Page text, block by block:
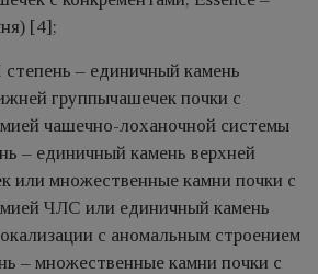
[4];
– единичный камень
группычашечек почки с
чашечно-лоханочной системы
– единичный камень верхней
или множественные камни почки с
ЧЛС или единичный камень
с аномальным строением
– множественные камни почки с